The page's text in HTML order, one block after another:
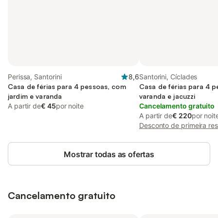
Perissa, Santorini
8,6
Casa de férias para 4 pessoas, com
jardim e varanda
A partir de€ 45por noite
Santorini, Cíclades
Casa de férias para 4
varanda e jacuzzi
Cancelamento gratuito
A partir de€ 220por
Desconto de primeira
Mostrar todas as ofertas
Cancelamento gratuito